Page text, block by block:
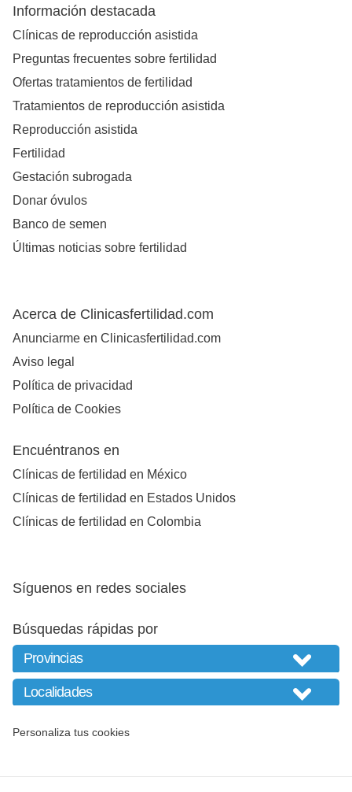
Información destacada
Clínicas de reproducción asistida
Preguntas frecuentes sobre fertilidad
Ofertas tratamientos de fertilidad
Tratamientos de reproducción asistida
Reproducción asistida
Fertilidad
Gestación subrogada
Donar óvulos
Banco de semen
Últimas noticias sobre fertilidad
Acerca de Clinicasfertilidad.com
Anunciarme en Clinicasfertilidad.com
Aviso legal
Política de privacidad
Política de Cookies
Encuéntranos en
Clínicas de fertilidad en México
Clínicas de fertilidad en Estados Unidos
Clínicas de fertilidad en Colombia
Síguenos en redes sociales
Búsquedas rápidas por
Personaliza tus cookies